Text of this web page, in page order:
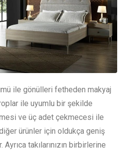
ile gönülleri fetheden makyaj
ile uyumlu bir şekilde
ve üç adet çekmecesi ile
ürünler için oldukça geniş
takılarınızın birbirlerine